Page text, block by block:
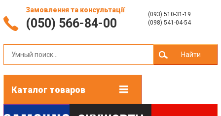
Замовлення та консультації
(050) 566-84-00
(093) 510-31-19
(098) 541-04-54
Найти
Каталог товаров